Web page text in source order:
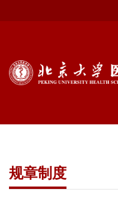
规章制度